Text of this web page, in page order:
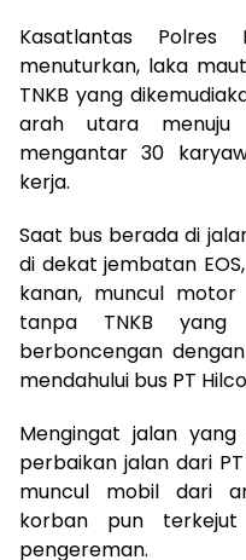
Kasatlantas Polres
menuturkan, laka
TNKB yang
arah utara menuju
mengantar 30
kerja.
Saat bus berada di
di dekat jembatan
kanan, muncul
tanpa TNKB yang
berboncengan
mendahului bus PT
Mengingat jalan
perbaikan jalan dari
muncul mobil dari
korban pun terkejut
pengereman.